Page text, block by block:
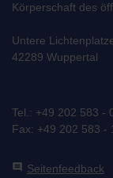
Körperschaft des
Untere
42289 Wuppertal
Tel.: +49 202 583 -
Fax: +49 202 583 -
comment Seitenfeedback